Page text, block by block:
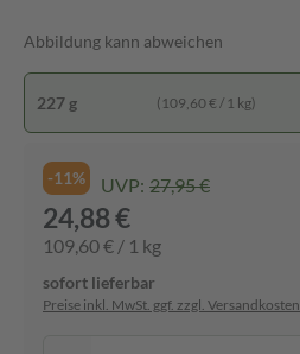
Abbildung kann abweichen
227 g (109,60 € / 1 kg)
-11% UVP: 27,95 €
24,88 €
109,60 € / 1 kg
sofort lieferbar
Preise inkl. MwSt. ggf. zzgl. Versandkosten